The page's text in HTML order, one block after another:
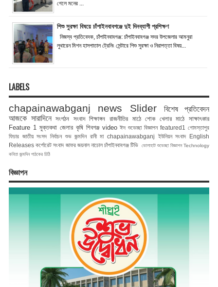
গেলে মনের ...
শিশু সুরক্ষা বিষয়ে চাঁপাইনবাবগঞ্জে দুই দিনব্যাপী প্রশিক্ষণ
নিজস্ব প্রতিবেদক, চাঁপাইনবাবগঞ্জ: চাঁপাইনবাবগঞ্জ সদর উপজেলার আমনুরা
লুথারেন মিশন হাসপাতাল ট্রেনিং সেন্টারে শিশু সুরক্ষা ও নিরাপত্তা বিষয়...
LABELS
chapainawabganj news Slider
বিশেষ প্রতিবেদন
আজকে সারাদিনে সংগঠন সংবাদ শিক্ষাঙ্গন রাজনীতির মাঠে শোক খেলার মাঠে
সাক্ষাৎকার
Feature 1 মুক্তকথা জেলার কৃষি শিবগঞ্জ video ঈদ শুভেচ্ছা বিজ্ঞাপন featured1
গোমস্তাপুর
ফিচার জাতীয় সংসদ নির্বাচন শুভ জন্মদিন রানী মা chapainawabganj ইউনিয়ন সংবাদ
English
Releases কর্পোরেট সংবাদ জাফর জয়নাল নাচোল চাঁপাইনবাবগঞ্জ টিভি ভোলাহাট শুভেচ্ছা বিজ্ঞাপন Technology
কবিতা জন্মদিন পাঠকের চিঠি
বিজ্ঞাপন